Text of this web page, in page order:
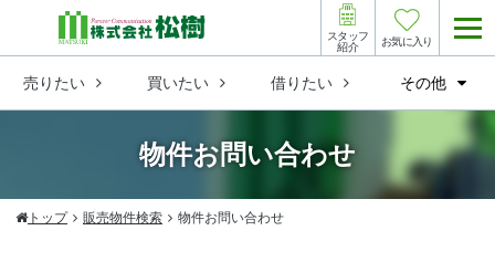
売りたい 買いたい 借りたい その他
スタッフ
紹介
お気に入り
物件お問い合わせ
トップ 販売物件検索 物件お問い合わせ